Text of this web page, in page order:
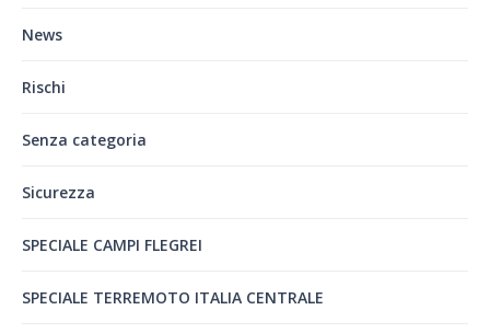
News
Rischi
Senza categoria
Sicurezza
SPECIALE CAMPI FLEGREI
SPECIALE TERREMOTO ITALIA CENTRALE